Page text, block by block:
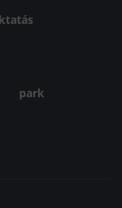
park